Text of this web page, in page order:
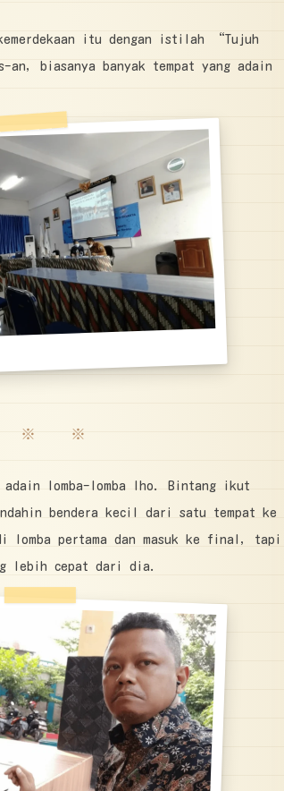
itu dengan istilah “Tujuh
biasanya banyak tempat yang adain
※ ※
adain lomba-lomba lho. Bintang ikut
bendera kecil dari satu tempat ke
lomba pertama dan masuk ke final, tapi
lebih cepat dari dia.